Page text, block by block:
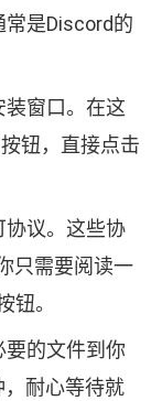
是Discord的
装窗口。在这
钮，直接点击
协议。这些协
只需要阅读一
钮。
要的文件到你
耐心等待就